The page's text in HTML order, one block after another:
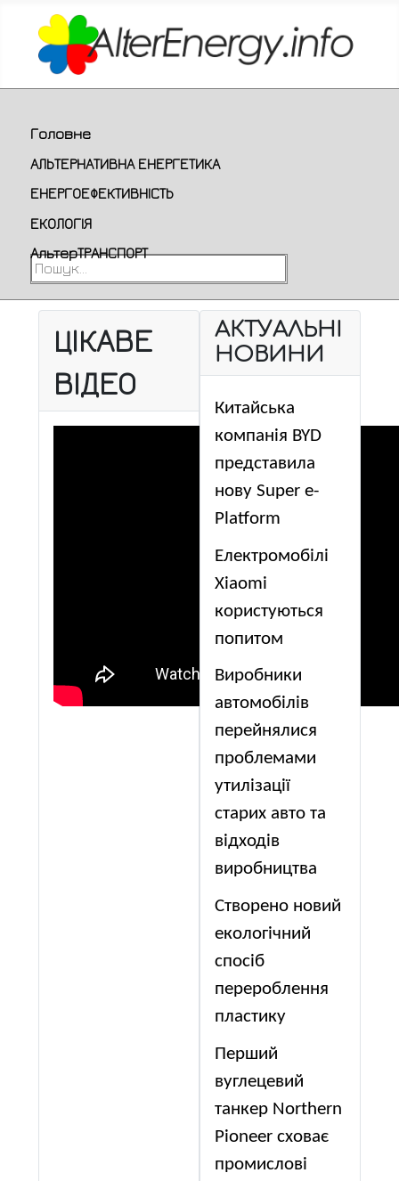
Головне
АЛЬТЕРНАТИВНА ЕНЕРГЕТИКА
ЕНЕРГОЕФЕКТИВНІСТЬ
ЕКОЛОГІЯ
АльтерТРАНСПОРТ
Пошук...
ЦІКАВЕ
ВІДЕО
АКТУАЛЬНІ
НОВИНИ
Китайська
компанія BYD
представила
нову Super e-
Platform
Електромобілі
Xiaomi
користуються
попитом
Виробники
автомобілів
перейнялися
проблемами
утилізації
старих авто та
відходів
виробництва
Створено новий
екологічний
спосіб
перероблення
пластику
Перший
вуглецевий
танкер Northern
Pioneer сховає
промислові